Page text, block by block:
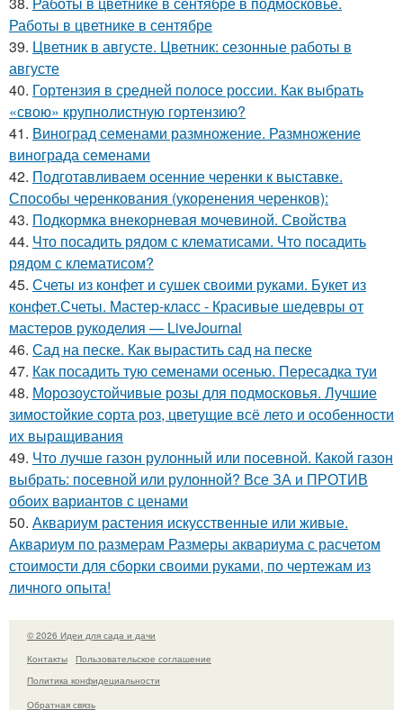
Работы в цветнике в сентябре
39. Цветник в августе. Цветник: сезонные работы в
августе
40. Гортензия в средней полосе россии. Как выбрать
«свою» крупнолистную гортензию?
41. Виноград семенами размножение. Размножение
винограда семенами
42. Подготавливаем осенние черенки к выставке.
Способы черенкования (укоренения черенков):
43. Подкормка внекорневая мочевиной. Свойства
44. Что посадить рядом с клематисами. Что посадить
рядом с клематисом?
45. Счеты из конфет и сушек своими руками. Букет из
конфет.Счеты. Мастер-класс - Красивые шедевры от
мастеров рукоделия — LiveJournal
46. Сад на песке. Как вырастить сад на песке
47. Как посадить тую семенами осенью. Пересадка туи
48. Морозоустойчивые розы для подмосковья. Лучшие
зимостойкие сорта роз, цветущие всё лето и особенности
их выращивания
49. Что лучше газон рулонный или посевной. Какой газон
выбрать: посевной или рулонной? Все ЗА и ПРОТИВ
обоих вариантов с ценами
50. Аквариум растения искусственные или живые.
Аквариум по размерам Размеры аквариума с расчетом
стоимости для сборки своими руками, по чертежам из
личного опыта!
© 2026 Идеи для сада и дачи
Контакты
Пользовательское соглашение
Политика конфидециальности
Обратная связь